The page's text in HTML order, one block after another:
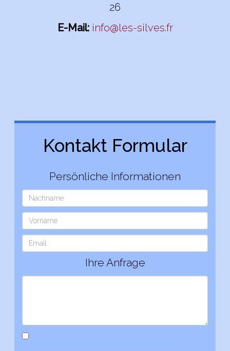
26
E-Mail: info@les-silves.fr
Kontakt Formular
Persönliche Informationen
Ihre Anfrage